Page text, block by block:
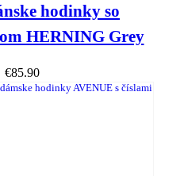
hodinky so
HERNING Grey
€85.90